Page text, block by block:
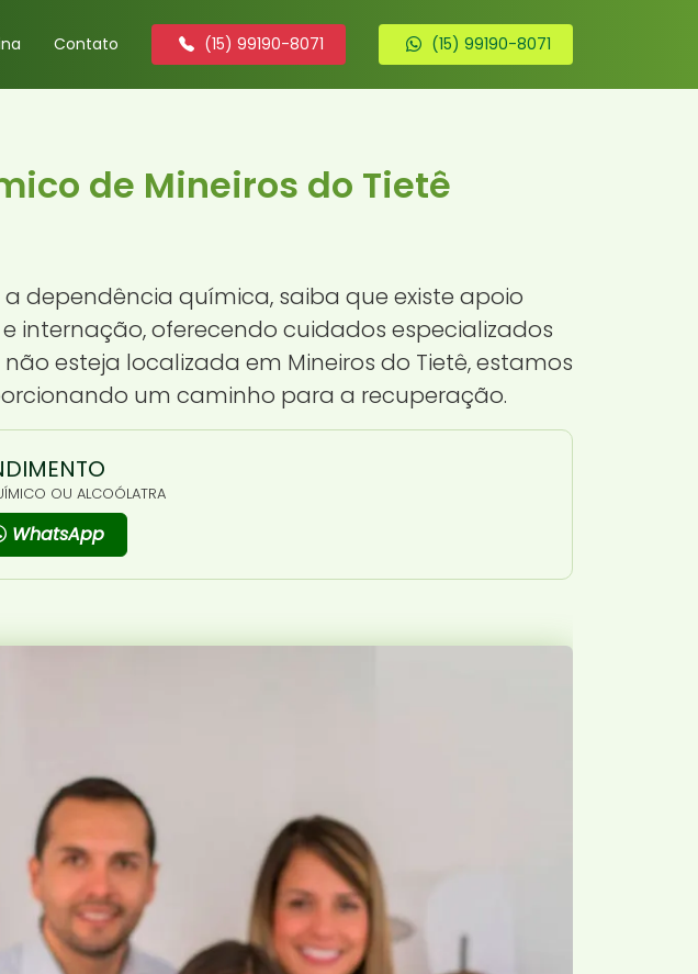
Contato (15) 99190-8071 (15) 99190-8071
de Mineiros do Tietê
dependência química, saiba que existe apoio
internação, oferecendo cuidados especializados
esteja localizada em Mineiros do Tietê, estamos
um caminho para a recuperação.
OU ALCOÓLATRA
WhatsApp